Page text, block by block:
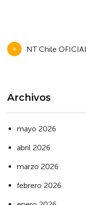
Navegación
de
NT Chile OFICIAL
Archivos
mayo 2026
abril 2026
marzo 2026
febrero 2026